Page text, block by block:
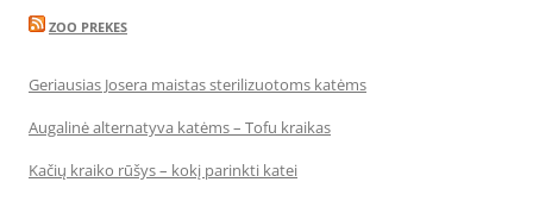
ZOO PREKES
Geriausias Josera maistas sterilizuotoms katėms
Augalinė alternatyva katėms – Tofu kraikas
Kačių kraiko rūšys – kokį parinkti katei